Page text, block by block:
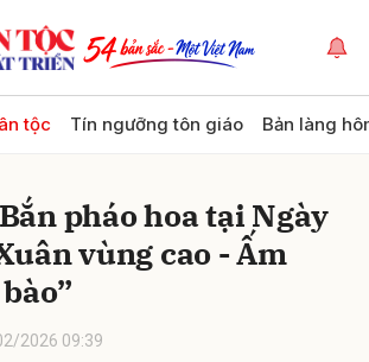
tộc Tín ngưỡng tôn giáo Bản làng
pháo hoa tại Ngày
vùng cao - Ấm
2026 09:39